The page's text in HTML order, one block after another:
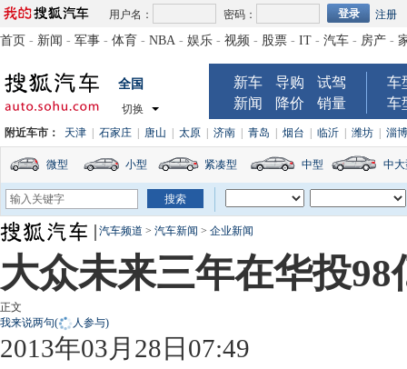
用户名： 密码： 注册
首页 - 新闻 - 军事 - 体育 - NBA - 娱乐 - 视频 - 股票 - IT - 汽车 - 房产 -
全国
切换
新车 导购
试驾
新闻
降价 销量
车
车
附近车市： 天津 石家庄 唐山 太原 济南 青岛 烟台 临沂 潍坊 淄博
微型 小型 紧凑型 中型 中
汽车频道 > 汽车新闻 > 企业新闻
大众未来三年在华投
正文
我来说两句( 人参与)
2013年03月28日07:49